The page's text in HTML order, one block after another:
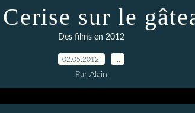
sur le
Des films en 2012
02.05.2012
Par Alain